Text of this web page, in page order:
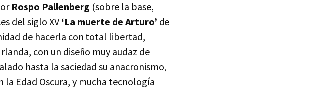
Rospo Pallenberg (sobre la base,
del siglo XV‘La muerte de Arturo’ de
de hacerla con total libertad,
con un diseño muy audaz de
hasta la saciedad su anacronismo,
la Edad Oscura, y mucha tecnología